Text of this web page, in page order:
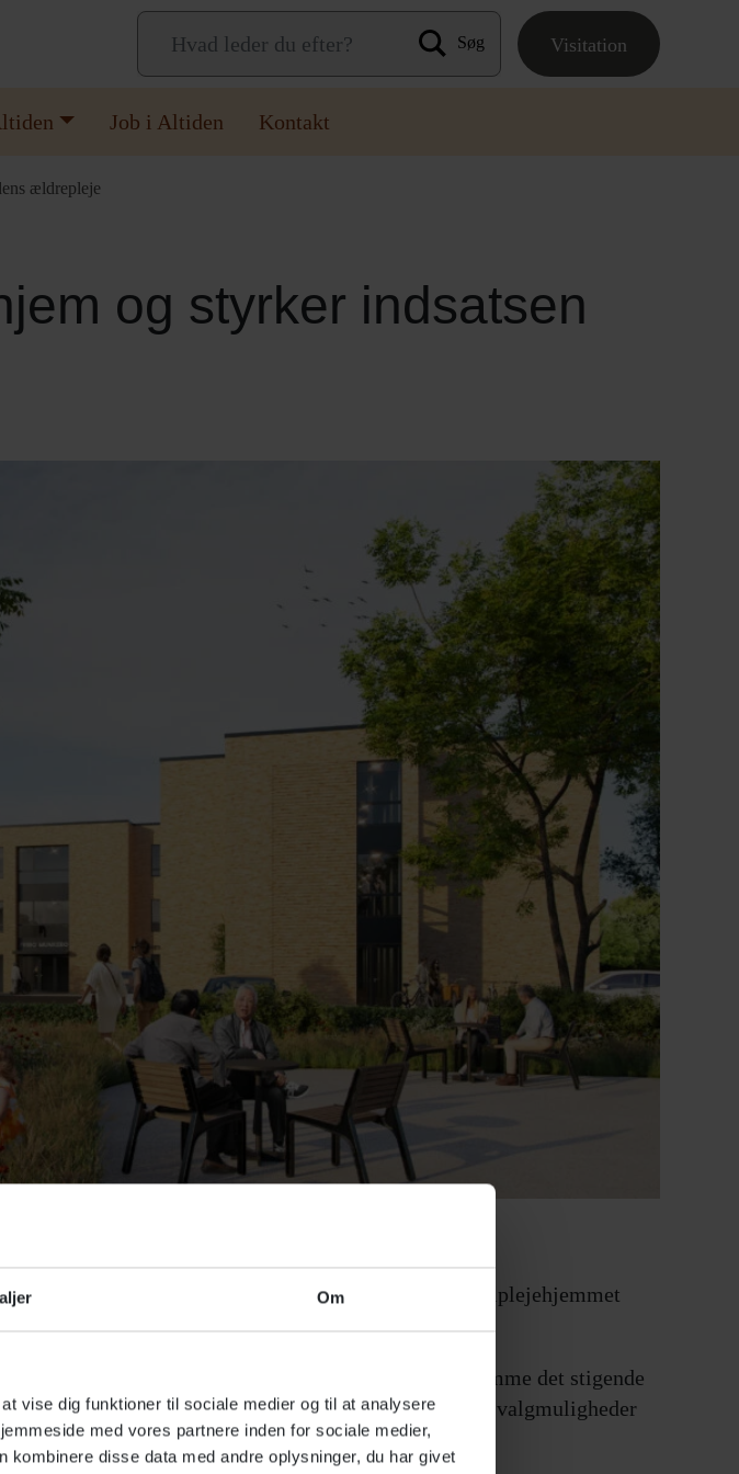
Om
vise dig funktioner til sociale medier og til at analysere
med vores partnere inden for sociale medier,
disse data med andre oplysninger, du har givet
Søg efter: Visitation
Job i Altiden Kontakt
ældrepleje
og styrker indsatsen
96 borgere og med udsigt over Kerteminde Fjord. Friplejehjemmet
Kommune, som skal bidrage til at imødekomme det stigende
strategi om at udvide sine tilbud og sikre flere valgmuligheder